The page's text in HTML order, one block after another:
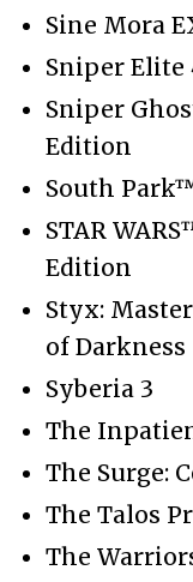
Sine Mora
Sniper Elite
Sniper
Edition
South
STAR
Edition
Styx:
of Darkness
Syberia 3
The
The Surge:
The Talos
The